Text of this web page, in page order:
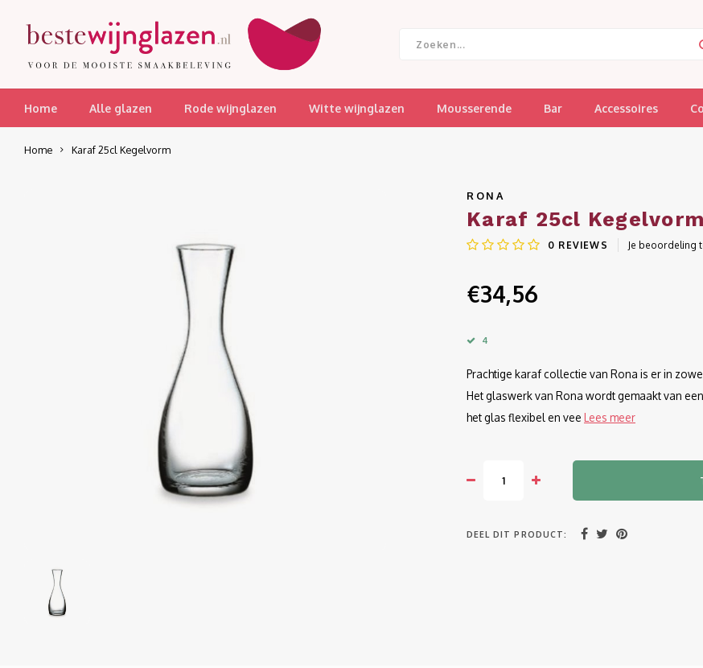
Home Alle glazen Rode wijnglazen Witte wijnglazen Mousserende Bar Accessoires
Home Karaf 25cl Kegelvorm
RONA
Karaf 25cl Kegelvorm
0 REVIEWS Je beoordeling
€34,56
4
Prachtige karaf collectie van Rona is er in
Het glaswerk van Rona wordt gemaakt van
het glas flexibel en vee Lees meer
DEEL DIT PRODUCT: